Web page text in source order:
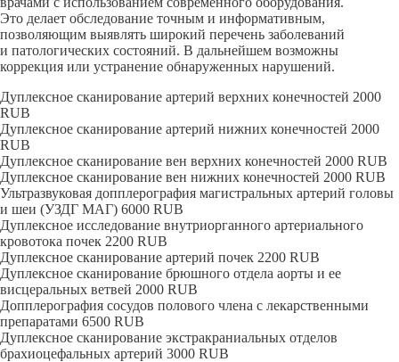
Это делает обследование точным и информативным,
позволяющим выявлять широкий перечень заболеваний
и патологических состояний. В дальнейшем возможны
коррекция или устранение обнаруженных нарушений.
Дуплексное сканирование артерий верхних конечностей 2000
RUB
Дуплексное сканирование артерий нижних конечностей 2000
RUB
Дуплексное сканирование вен верхних конечностей 2000 RUB
Дуплексное сканирование вен нижних конечностей 2000 RUB
Ультразвуковая допплерография магистральных артерий головы
и шеи (УЗДГ МАГ) 6000 RUB
Дуплексное исследование внутриорганного артериального
кровотока почек 2200 RUB
Дуплексное сканирование артерий почек 2200 RUB
Дуплексное сканирование брюшного отдела аорты и ее
висцеральных ветвей 2000 RUB
Допплерография сосудов полового члена с лекарственными
препаратами 6500 RUB
Дуплексное сканирование экстракраниальных отделов
брахиоцефальных артерий 3000 RUB